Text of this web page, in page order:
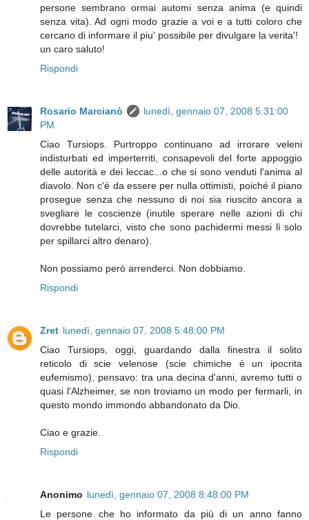
persone sembrano ormai automi senza anima (e quindi
senza vita). Ad ogni modo grazie a voi e a tutti coloro che
cercano di informare il piu' possibile per divulgare la verita'!
un caro saluto!
Rispondi
Rosario Marcianò
lunedì, gennaio 07, 2008 5:31:00
PM
Ciao Tursiops. Purtroppo continuano ad irrorare veleni
indisturbati ed imperterriti, consapevoli del forte appoggio
delle autorità e dei leccac...o che si sono venduti l'anima al
diavolo. Non c'è da essere per nulla ottimisti, poiché il piano
prosegue senza che nessuno di noi sia riuscito ancora a
svegliare le coscienze (inutile sperare nelle azioni di chi
dovrebbe tutelarci, visto che sono pachidermi messi lì solo
per spillarci altro denaro).
Non possiamo però arrenderci. Non dobbiamo.
Rispondi
Zret lunedì, gennaio 07, 2008 5:48:00 PM
Ciao Tursiops, oggi, guardando dalla finestra il solito
reticolo di scie velenose (scie chimiche è un ipocrita
eufemismo), pensavo: tra una decina d'anni, avremo tutti o
quasi l'Alzheimer, se non troviamo un modo per fermarli, in
questo mondo immondo abbandonato da Dio.
Ciao e grazie.
Rispondi
Anonimo lunedì, gennaio 07, 2008 8:48:00 PM
Le persone che ho informato da più di un anno fanno